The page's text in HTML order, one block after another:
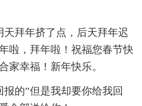
拜年挤了点，后天拜年迟
啦，拜年啦！祝福您春节快
家幸福！新年快乐。
的”但是我却要你给我回